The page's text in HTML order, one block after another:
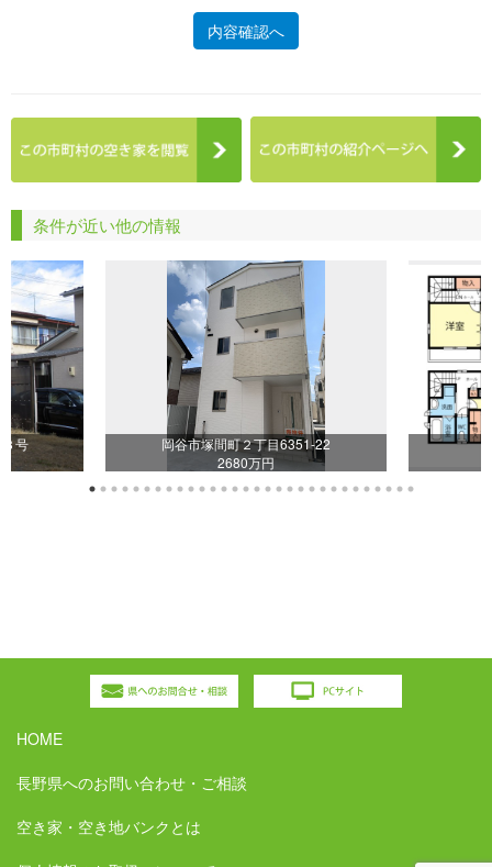
内容確認へ
条件が近い他の情報
号
岡谷市塚間町２丁目6351-22
2680万円
HOME
長野県へのお問い合わせ・ご相談
空き家・空き地バンクとは